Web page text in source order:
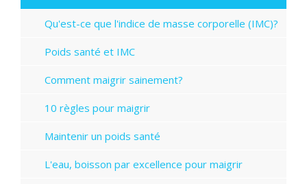
Qu'est-ce que l'indice de masse corporelle (IMC)?
Poids santé et IMC
Comment maigrir sainement?
10 règles pour maigrir
Maintenir un poids santé
L'eau, boisson par excellence pour maigrir